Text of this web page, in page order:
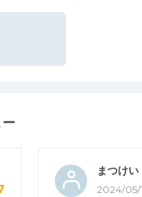
まつけい
2024/05/